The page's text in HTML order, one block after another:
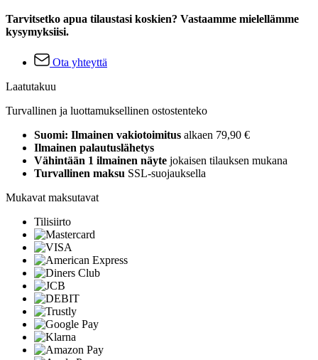
Tarvitsetko apua tilaustasi koskien? Vastaamme mielellämme
kysymyksiisi.
Ota yhteyttä
Laatutakuu
Turvallinen ja luottamuksellinen ostostenteko
Suomi: Ilmainen vakiotoimitus alkaen 79,90 €
Ilmainen palautuslähetys
Vähintään 1 ilmainen näyte jokaisen tilauksen mukana
Turvallinen maksu SSL-suojauksella
Mukavat maksutavat
Tilisiirto